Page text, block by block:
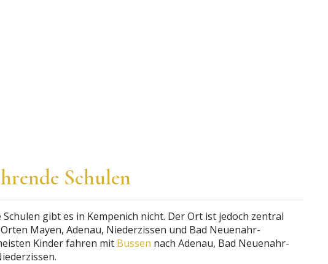
Schulen
gibt es in Kempenich nicht. Der Ort ist jedoch zentral
Mayen, Adenau, Niederzissen und Bad Neuenahr-
Kinder fahren mit Bussen nach Adenau, Bad Neuenahr-